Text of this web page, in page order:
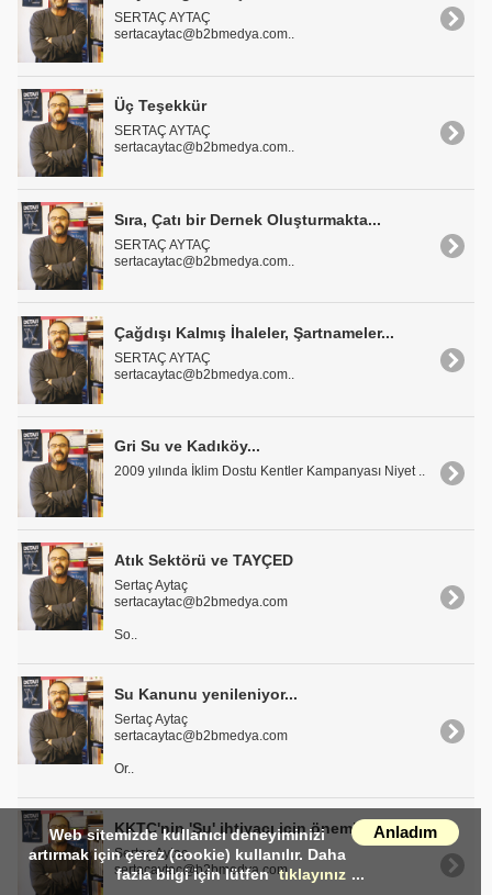
SERTAÇ AYTAÇ
sertacaytac@b2bmedya.com..
Üç Teşekkür
SERTAÇ AYTAÇ
sertacaytac@b2bmedya.com..
Sıra, Çatı bir Dernek Oluşturmakta...
SERTAÇ AYTAÇ
sertacaytac@b2bmedya.com..
Çağdışı Kalmış İhaleler, Şartnameler...
SERTAÇ AYTAÇ
sertacaytac@b2bmedya.com..
Gri Su ve Kadıköy...
2009 yılında İklim Dostu Kentler Kampanyası Niyet ..
Atık Sektörü ve TAYÇED
Sertaç Aytaç
sertacaytac@b2bmedya.com
So..
Su Kanunu yenileniyor...
Sertaç Aytaç
sertacaytac@b2bmedya.com
Or..
KKTC'nin 'Su' ihtiyacı için önemli bir adım!..
Sertaç Aytaç
sertacaytac@b2bmedya.com
Anladım
Web sitemizde kullanıcı deneyiminizi
artırmak için çerez (cookie) kullanılır. Daha
fazla bilgi için lütfen tıklayınız ...